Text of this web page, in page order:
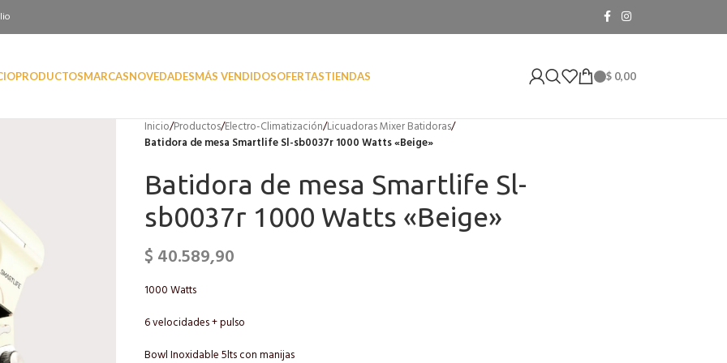
PRODUCTOSMARCASNOVEDADESMÁS VENDIDOSOFERTASTIENDAS $ 0,00
Inicio/Productos/Electro-Climatización/Licuadoras Mixer Batidoras/
Batidora de mesa Smartlife Sl-sb0037r 1000 Watts «Beige»
Batidora de mesa Smartlife Sl-
sb0037r 1000 Watts «Beige»
$ 40.589,90
1000 Watts
6 velocidades + pulso
Bowl Inoxidable 5lts con manijas